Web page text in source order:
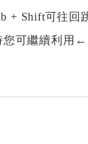
+ Shift可往回
您可繼續利用